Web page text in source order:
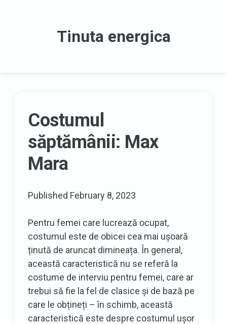
Tinuta energica
latest
posts
Costumul
săptămânii: Max
Mara
Published February 8, 2023
Pentru femei care lucrează ocupat,
costumul este de obicei cea mai ușoară
ținută de aruncat dimineața. În general,
această caracteristică nu se referă la
costume de interviu pentru femei, care ar
trebui să fie la fel de clasice și de bază pe
care le obțineți – în schimb, această
caracteristică este despre costumul ușor